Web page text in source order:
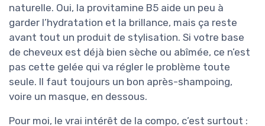
naturelle. Oui, la provitamine B5 aide un peu à
garder l’hydratation et la brillance, mais ça reste
avant tout un produit de stylisation. Si votre base
de cheveux est déjà bien sèche ou abîmée, ce n’est
pas cette gelée qui va régler le problème toute
seule. Il faut toujours un bon après-shampoing,
voire un masque, en dessous.
Pour moi, le vrai intérêt de la compo, c’est surtout :